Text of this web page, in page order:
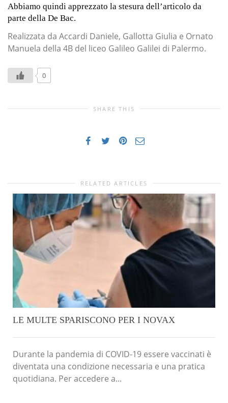
Abbiamo quindi apprezzato la stesura dell’articolo da
parte della De Bac.
Realizzata da Accardi Daniele, Gallotta Giulia e Ornato
Manuela della 4B del liceo Galileo Galilei di Palermo.
0
SHARE THIS
RELATED ARTICLES
LE MULTE SPARISCONO PER I NOVAX
Durante la pandemia di COVID-19 essere vaccinati è
diventata una condizione necessaria e una pratica
quotidiana. Per accedere a...